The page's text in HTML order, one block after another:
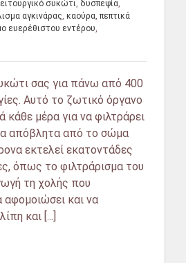
συκώτι δυσπεψία
αγκινάρας καούρα ,πεπτικά
ευερέθιστου εντέρου
σας για πάνω από 400
Αυτό το ζωτικό όργανο
κάθε μέρα για να φιλτράρει
απόβλητα από το σώμα
εκτελεί εκατοντάδες
όπως το φιλτράρισμα του
τη χολής που
αφομοιώσει και να
και [...]